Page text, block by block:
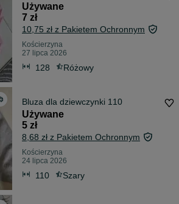
Używane
7 zł
10,75 zł z Pakietem Ochronnym
Kościerzyna
27 lipca 2026
128 Różowy
Bluza dla dziewczynki 110
Używane
5 zł
8,68 zł z Pakietem Ochronnym
Kościerzyna
24 lipca 2026
110 Szary